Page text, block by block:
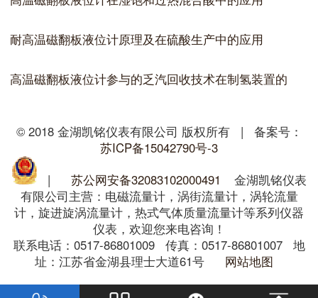
耐高温磁翻板液位计原理及在硫酸生产中的应用
高温磁翻板液位计参与的乏汽回收技术在制氢装置的
© 2018 金湖凯铭仪表有限公司 版权所有 | 备案号：
苏ICP备15042790号-3
|
苏公网安备32083102000491
金湖凯铭仪表
有限公司主营：电磁流量计，涡街流量计，涡轮流量
计，旋进旋涡流量计，热式气体质量流量计等系列仪器
仪表，欢迎您来电咨询！
联系电话：0517-86801009 传真：0517-86801007 地
址：江苏省金湖县理士大道61号
网站地图